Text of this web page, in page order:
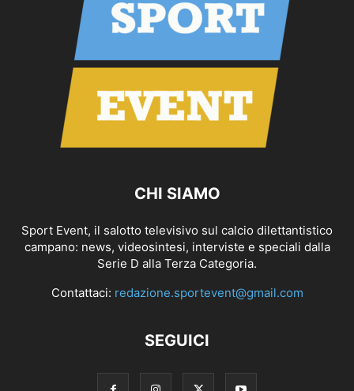
CHI SIAMO
Sport Event, il salotto televisivo sul calcio dilettantistico
campano: news, videosintesi, interviste e speciali dalla
Serie D alla Terza Categoria.
Contattaci: redazione.sportevent@gmail.com
SEGUICI